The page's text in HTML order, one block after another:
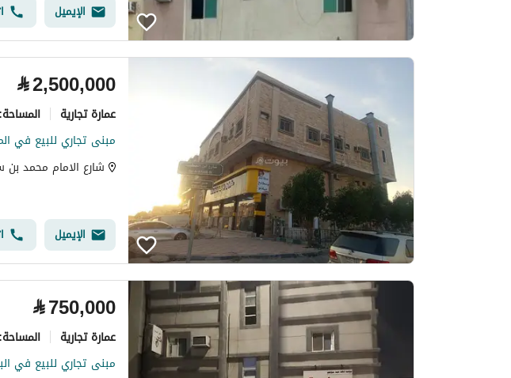
الإيميل
⃁2,500,000
عمارة تجارية المساحة:
مبنى تجاري للبيع في
شارع الامام محمد بن
الإيميل
⃁750,000
عمارة تجارية المساحة:
مبنى تجاري للبيع في